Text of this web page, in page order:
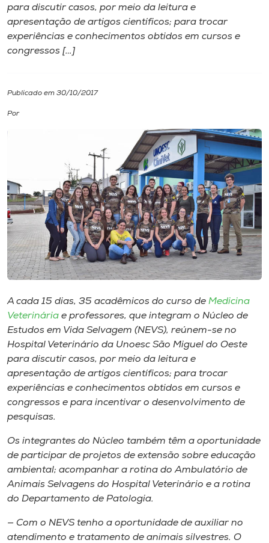
Cultura
Biblioteca
Editora
Museu
Unoesc
Store
Selecione
A+
A-
para discutir casos, por meio da leitura e
apresentação de artigos científicos; para trocar
experiências e conhecimentos obtidos em cursos e
congressos […]
Publicado em 30/10/2017
Por
A cada 15 dias, 35 acadêmicos do curso de Medicina
Veterinária e professores, que integram o Núcleo de
Estudos em Vida Selvagem (NEVS), reúnem-se no
Hospital Veterinário da Unoesc São Miguel do Oeste
para discutir casos, por meio da leitura e
apresentação de artigos científicos; para trocar
experiências e conhecimentos obtidos em cursos e
congressos e para incentivar o desenvolvimento de
pesquisas.
Os integrantes do Núcleo também têm a oportunidade
de participar de projetos de extensão sobre educação
ambiental; acompanhar a rotina do Ambulatório de
Animais Selvagens do Hospital Veterinário e a rotina
do Departamento de Patologia.
— Com o NEVS tenho a oportunidade de auxiliar no
atendimento e tratamento de animais silvestres. O